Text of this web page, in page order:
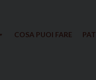
COSA PUOI FARE